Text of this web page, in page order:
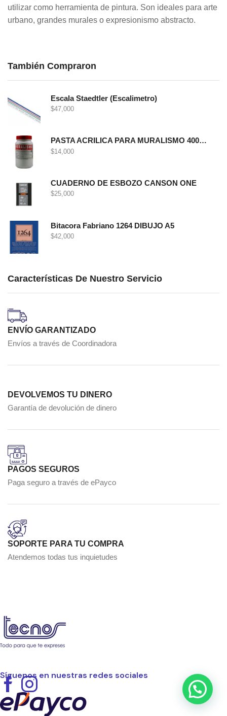
utilizar como herramienta de pintura. Son ideales para arte
urbano, grandes murales o expresionismo abstracto.
También Compraron
Escala Staedtler (Escalimetro)
$47,000
PASTA ACRILICA PARA MURALISMO 400 GRS
$14,000
CUADERNO DE ESBOZO CANSON ONE
$25,000
Bitacora Fabriano 1264 DIBUJO A5
$42,000
Características De Nuestro Servicio
ENVÍO GARANTIZADO
Envíos a través de Coordinadora
DEVOLVEMOS TU DINERO
Garantía de devolución de dinero
PAGOS SEGUROS
Paga seguro a través de ePayco
SOPORTE PARA TU COMPRA
Atendemos todas tus inquietudes
Síguenos en nuestras redes sociales
Facebook
Instagram